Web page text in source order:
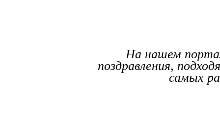
На нашем
поздравления,
самых